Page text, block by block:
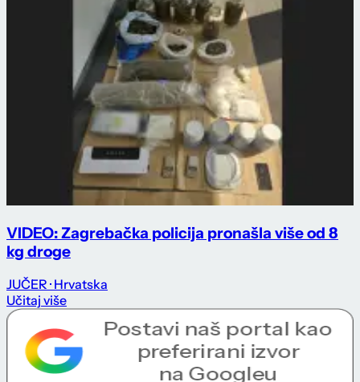
VIDEO: Zagrebačka policija pronašla više od 8
kg droge
JUČER · Hrvatska
Učitaj više